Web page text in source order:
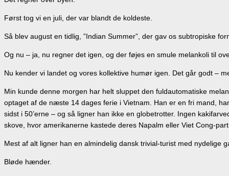
Først tog vi en juli, der var blandt de koldeste.
Så blev august en tidlig, ”Indian Summer”, der gav os subtropiske
Og nu – ja, nu regner det igen, og der føjes en smule melankoli til
Nu kender vi landet og vores kollektive humør igen. Det går godt –
Min kunde denne morgen har helt sluppet den fuldautomatiske
optaget af de næste 14 dages ferie i Vietnam. Han er en fri mand,
sidst i 50’erne – og så ligner han ikke en globetrotter. Ingen
skove, hvor amerikanerne kastede deres Napalm eller Viet Cong-
Mest af alt ligner han en almindelig dansk trivial-turist med
Bløde hænder.